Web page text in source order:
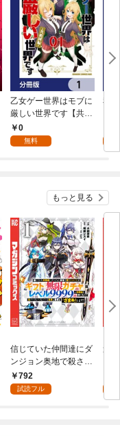
乙女ゲー世界はモブに
厳しい世界です【共和
国編】【分冊版】 1
0
無料
私
を
版
もっと見る
信じていた仲間達にダ
ンジョン奥地で殺され
かけたがギフト『無限
ガチャ』でレベル９９
792
試読フル
追
強
～